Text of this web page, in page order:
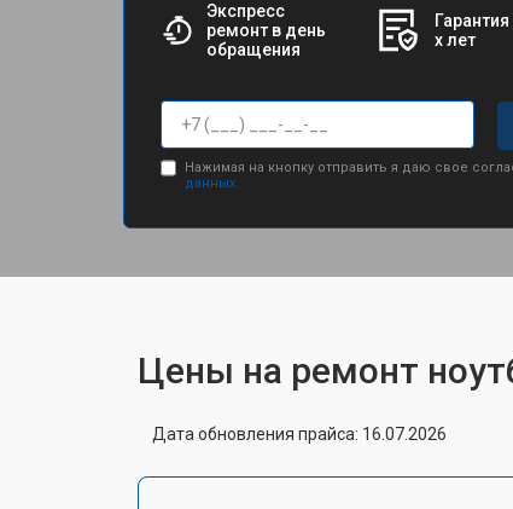
Экспресс
ремонт в день
обращения
х лет
Нажимая на кнопку отправить я даю свое
данных.
Цены на ремонт
Дата обновления прайса: 16.07.2026